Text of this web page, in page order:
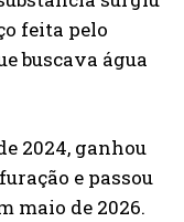
feita pelo
buscava água
2024, ganhou
e passou
maio de 2026.